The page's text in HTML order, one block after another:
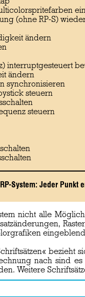
(ohne RP-S)
ändern
interruptgesteuert
ändern
synchronisieren
steuern
steuern
System: Jeder Punkt
nicht alle
nach sind
Weitere